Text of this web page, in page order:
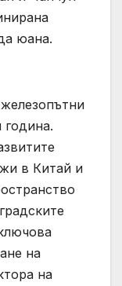
юана.
година.
в Китай и
на
на